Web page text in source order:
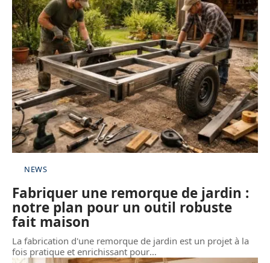
NEWS
Fabriquer une remorque de jardin :
notre plan pour un outil robuste
fait maison
La fabrication d'une remorque de jardin est un projet à la
fois pratique et enrichissant pour…